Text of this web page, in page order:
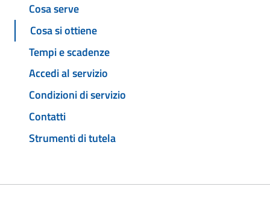
Cosa serve
Cosa si ottiene
Tempi e scadenze
Accedi al servizio
Condizioni di servizio
Contatti
Strumenti di tutela